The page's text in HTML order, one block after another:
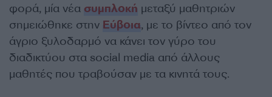
φορά, μία νέα συμπλοκή μεταξύ μαθητριών
σημειώθηκε στην Εύβοια, με το βίντεο από τον
άγριο ξυλοδαρμό να κάνει τον γύρο του
διαδικτύου στα social media από άλλους
μαθητές που τραβούσαν με τα κινητά τους.